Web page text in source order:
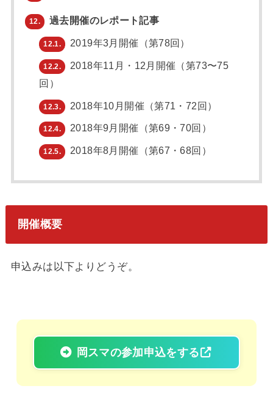
12. 過去開催のレポート記事
12.1. 2019年3月開催（第78回）
12.2.
2018年11月・12月開催（第73〜75
回）
12.3. 2018年10月開催（第71・72回）
12.4. 2018年9月開催（第69・70回）
12.5. 2018年8月開催（第67・68回）
開催概要
申込みは以下よりどうぞ。
岡スマの参加申込をする